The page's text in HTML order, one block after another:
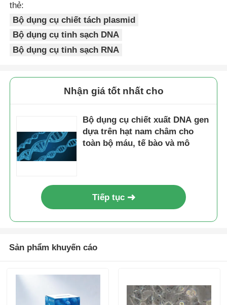
thẻ:
Bộ dụng cụ chiết tách plasmid
Bộ dụng cụ tinh sạch DNA
Bộ dụng cụ tinh sạch RNA
Nhận giá tốt nhất cho
Bộ dụng cụ chiết xuất DNA gen
dựa trên hạt nam châm cho
toàn bộ máu, tế bào và mô
Tiếp tục
Sản phẩm khuyến cáo